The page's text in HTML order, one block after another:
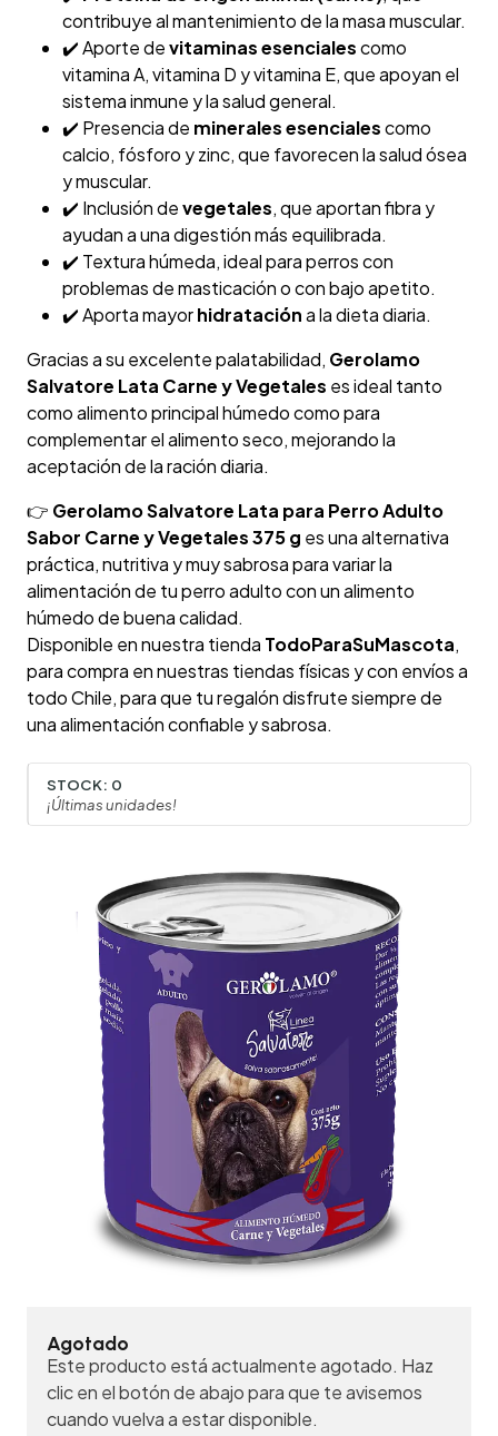
contribuye al mantenimiento de la masa muscular.
✔️ Aporte devitaminas esencialescomo
vitamina A, vitamina D y vitamina E, que apoyan el
sistema inmune y la salud general.
✔️ Presencia de minerales esencialescomo
calcio, fósforo y zinc, que favorecen la salud ósea
y muscular.
✔️ Inclusión devegetales, que aportan fibra y
ayudan a una digestión más equilibrada.
✔️ Textura húmeda, ideal para perros con
problemas de masticación o con bajo apetito.
✔️ Aporta mayorhidratacióna la dieta diaria.
Gracias a su excelente palatabilidad, Gerolamo
Salvatore Lata Carne y Vegetales es ideal tanto
como alimento principal húmedo como para
complementar el alimento seco, mejorando la
aceptación de la ración diaria.
👉 Gerolamo Salvatore Lata para Perro Adulto
Sabor Carne y Vegetales 375 g es una alternativa
práctica, nutritiva y muy sabrosa para variar la
alimentación de tu perro adulto con un alimento
húmedo de buena calidad.
Disponible en nuestra tienda TodoParaSuMascota,
para compra en nuestras tiendas físicas y con envíos a
todo Chile, para que tu regalón disfrute siempre de
una alimentación confiable y sabrosa.
STOCK: 0
¡Últimas unidades!
Agotado
Este producto está actualmente agotado. Haz
clic en el botón de abajo para que te avisemos
cuando vuelva a estar disponible.